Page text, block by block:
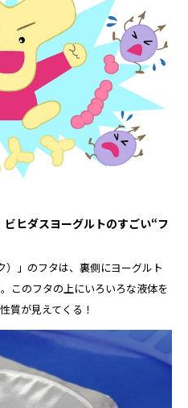
ヒダスヨーグルトのすごい“フ
）」のフタは、裏側にヨーグルト
このフタの上にいろいろな液体を
質が見えてくる！